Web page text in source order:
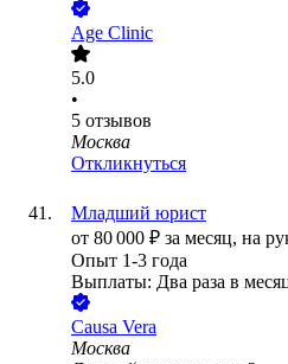
Age Clinic
5.0
•
5 отзывов
Москва
Откликнуться
Младший юрист
от 80 000 ₽ за месяц, на
Опыт 1-3 года
Выплаты: Два раза в
Causa Vera
Москва